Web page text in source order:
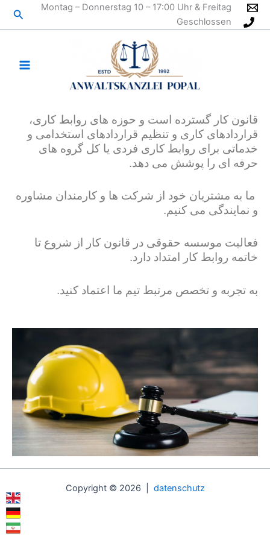
پرش
Montag – Donnerstag 10 – 17:00 Uhr & Freitag
Geschlossen
قانون کار گسترده است و حوزه های روابط کاری،
قراردادهای کاری و تنظیم قراردادهای استخدامی و
خدماتی برای روابط کاری فردی یا کل گروه های
حرفه ای را پوشش می دهد.
ما به مشتریان خود از شرکت ها و کارمندان مشاوره
و نمایندگی می کنیم.
فعالیت موسسه حقوقی در قانون کار از شروع تا
خاتمه روابط کار امتداد دارد.
به تجربه و تخصص مرتبط تیم ما اعتماد کنید.
Copyright © 2026 | datenschutz